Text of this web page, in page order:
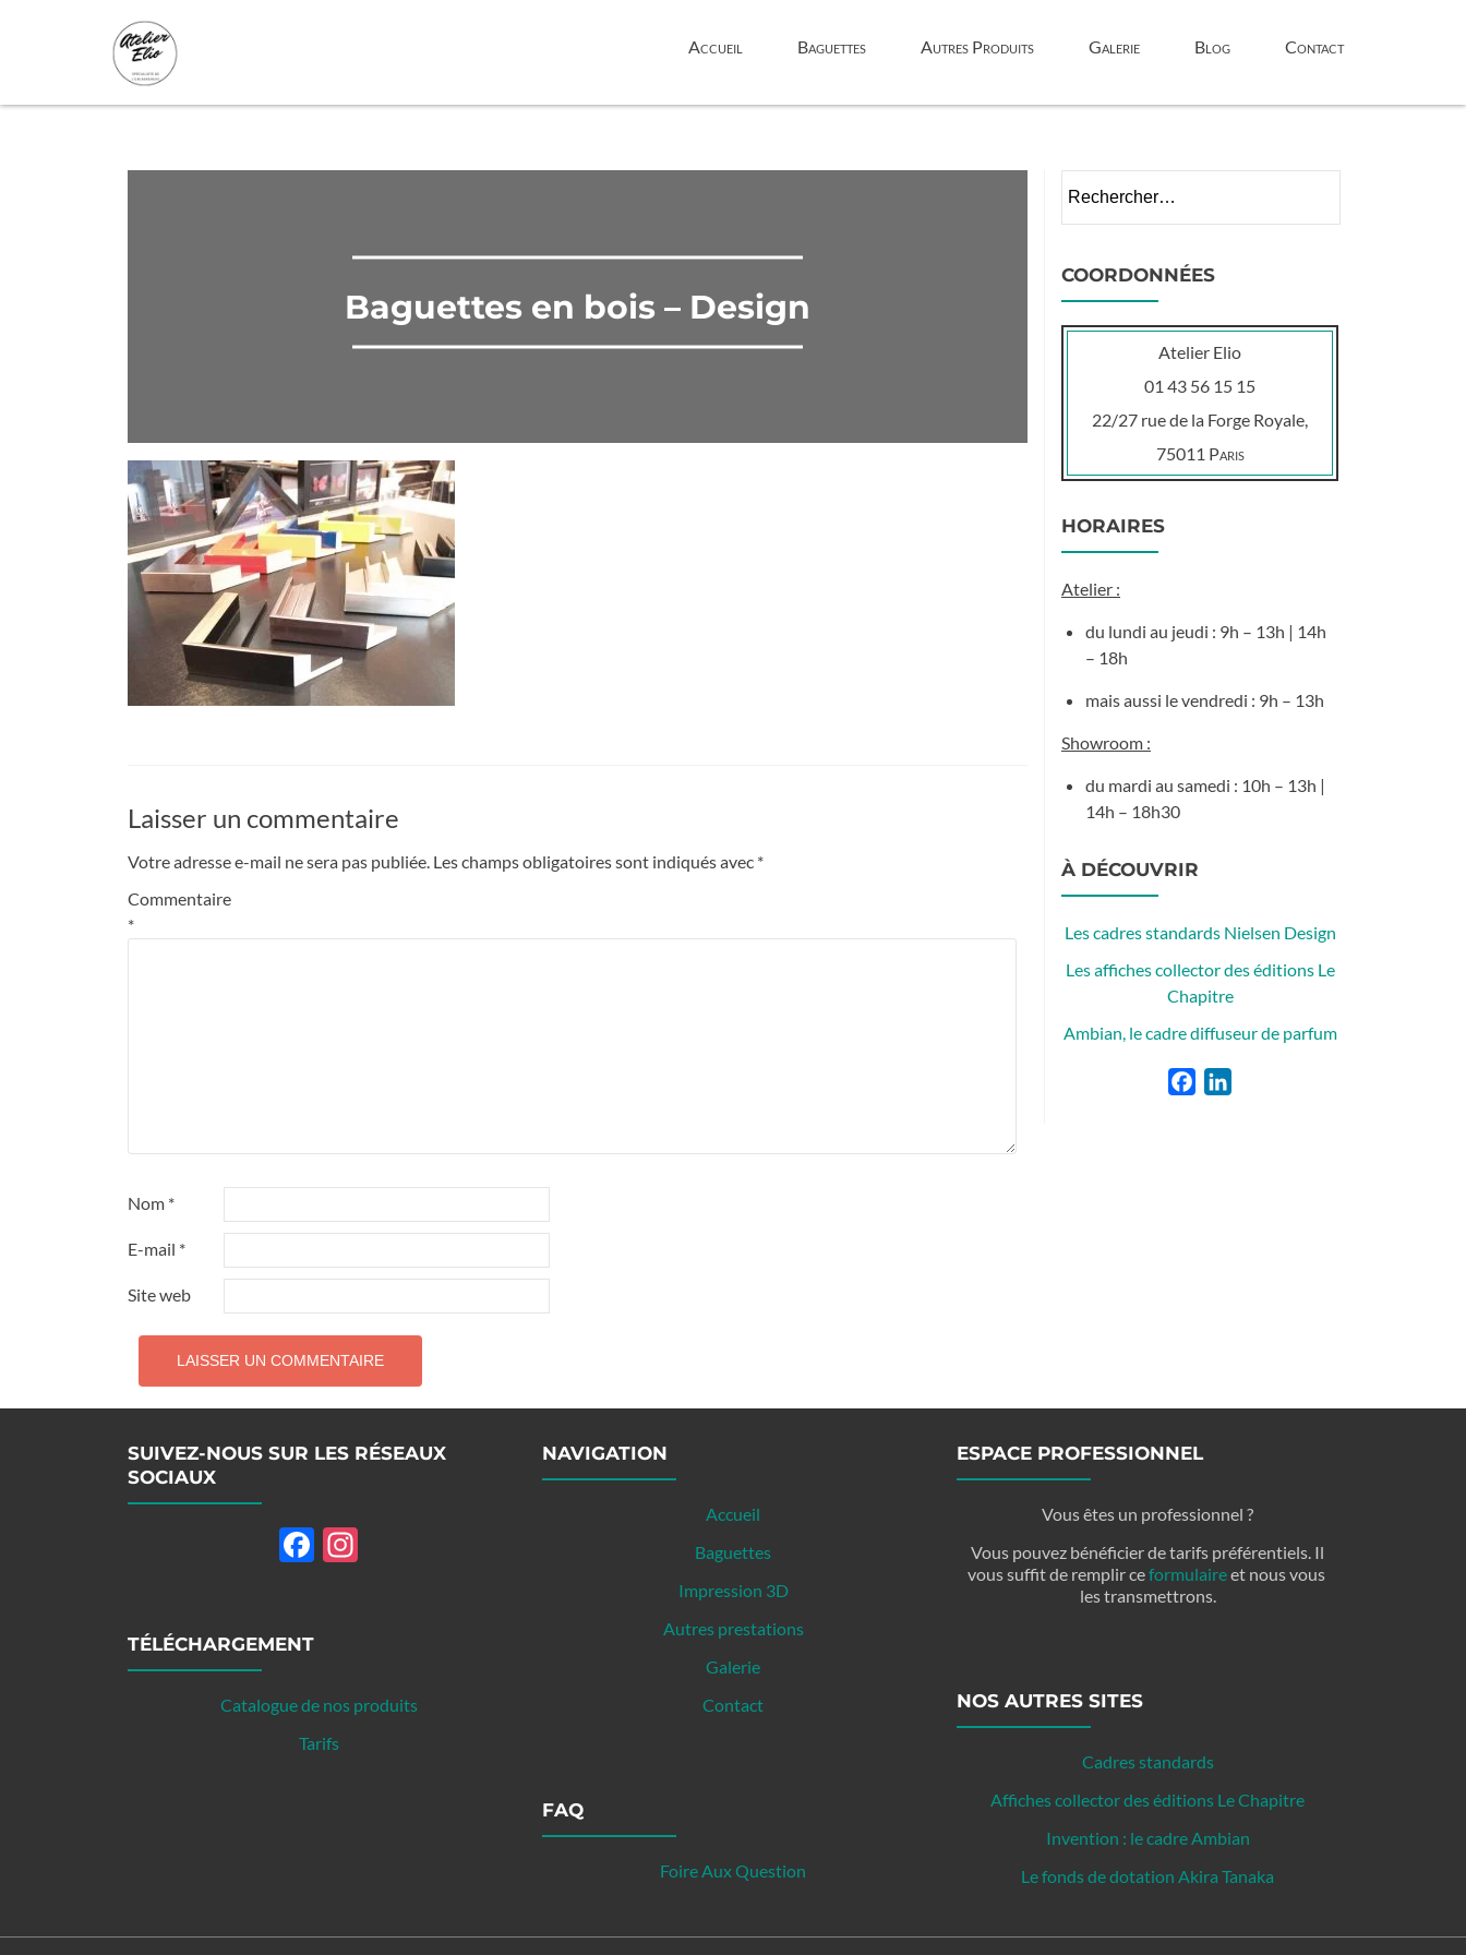
Accueil Baguettes Autres Produits Galerie Blog Contact
Baguettes en bois – Design
Laisser un commentaire
Votre adresse e-mail ne sera pas publiée. Les champs obligatoires sont indiqués avec *
Commentaire
*
Nom *
E-mail *
Site web
COORDONNÉES
Atelier Elio
01 43 56 15 15
22/27 rue de la Forge Royale,
75011 Paris
HORAIRES
Atelier :
du lundi au jeudi : 9h – 13h | 14h
– 18h
mais aussi le vendredi : 9h – 13h
Showroom :
du mardi au samedi : 10h – 13h |
14h – 18h30
À DÉCOUVRIR
Les cadres standards Nielsen Design
Les affiches collector des éditions Le
Chapitre
Ambian, le cadre diffuseur de parfum
Facebook
SUIVEZ-NOUS SUR LES RÉSEAUX
SOCIAUX
Facebook
TÉLÉCHARGEMENT
Catalogue de nos produits
Tarifs
NAVIGATION
Accueil
Baguettes
Impression 3D
Autres prestations
Galerie
Contact
FAQ
Foire Aux Question
ESPACE PROFESSIONNEL
Vous êtes un professionnel ?
Vous pouvez bénéficier de tarifs préférentiels. Il
vous suffit de remplir ceformulaireet nous vous
les transmettrons.
NOS AUTRES SITES
Cadres standards
Affiches collector des éditions Le Chapitre
Invention : le cadre Ambian
Le fonds de dotation Akira Tanaka